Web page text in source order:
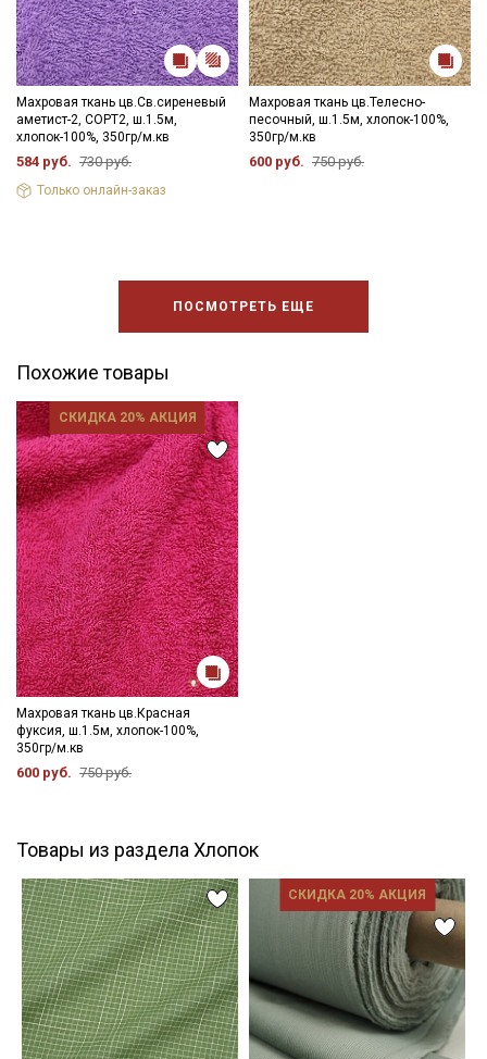
Махровая ткань цв.Св.сиреневый
аметист-2, СОРТ2, ш.1.5м,
хлопок-100%, 350гр/м.кв
584 руб. 730 руб.
Только онлайн-заказ
Махровая ткань цв.Телесно-
песочный, ш.1.5м, хлопок-100%,
350гр/м.кв
600 руб. 750 руб.
ПОСМОТРЕТЬ ЕЩЕ
Похожие товары
СКИДКА 20% АКЦИЯ
Махровая ткань цв.Красная
фуксия, ш.1.5м, хлопок-100%,
350гр/м.кв
600 руб. 750 руб.
Товары из раздела Хлопок
СКИДКА 20% АКЦИЯ